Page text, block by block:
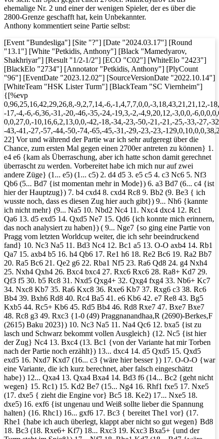
ehemalige Nr. 2 und einer der wenigen Spieler, der es über die
2800-Grenze geschafft hat, kein Unbekannter.
Anthony kommentiert seine Partie selbst:
[Event "Bundesliga"] [Site "?"] [Date "2024.03.17"] [Round
"13.1"] [White "Petkidis, Anthony"] [Black "Mamedyarov,
Shakhriyar"] [Result "1/2-1/2"] [ECO "C02"] [WhiteElo "2423"]
[BlackElo "2734"] [Annotator "Petkidis, Anthony"] [PlyCount
"96"] [EventDate "2023.12.02"] [SourceVersionDate "2022.10.14"]
[WhiteTeam "HSK Lister Turm"] [BlackTeam "SC Viernheim"]
{[%evp
0,96,25,16,42,29,26,8,-9,2,7,14,-6,-1,4,7,7,0,0,-3,18,43,21,21,12,-18,
-17,-4,-6,-6,36,-31,-20,-46,-35,-24,-19,3,-2,-4,9,20,12,-3,0,0,-
0,0,27,0,-10,16,6,2,13,0,0,-42,-18,-34,-23,-50,-21,-21,-25,-33,-27,-
-43,-41,-27,-57,-44,-50,-74,-65,-45,-31,-29,-23,-23,-
22] Vor und während der Partie war ich sehr aufgeregt über die
Chance, zum ersten Mal gegen einen 2700er antreten zu können} 1.
e4 e6 {kam als Überraschung, aber ich hatte schon damit gerechnet
überrascht zu werden. Vorbereitet habe ich mich nur auf zwei
andere Züge} (1... e5) (1... c5) 2. d4 d5 3. e5 c5 4. c3 Nc6 5. Nf3
Qb6 (5... Bd7 {ist momentan mehr in Mode}) 6. a3 Bd7 (6... c4 {ist
hier der Hauptzug}) 7. b4 cxd4 8. cxd4 Rc8 9. Bb2 (9. Be3 { ich
wusste noch, dass es diesen Zug hier auch gibt}) 9... Nh6 {kannte
ich nicht mehr} (9... Na5 10. Nbd2 Nc4 11. Nxc4 dxc4 12. Rc1
Qa6 13. d5 exd5 14. Qxd5 Ne7 15. Qd6 {ich konnte mich erinnern,
das noch analysiert zu haben}) ( 9... Nge7 {so ging eine Partie von
Pragg vom letzten Worldcup weiter, die ich sehr beeindruckend
fand} 10. Nc3 Na5 11. Bd3 Nc4 12. Bc1 a5 13. O-O axb4 14. Rb1
Qa7 15. axb4 b5 16. h4 Qb6 17. Re1 h6 18. Re2 Bc6 19. Ra2 Bb7
20. Ra5 Bc6 21. Qe2 g6 22. Rba1 Nf5 23. Ra6 Qd8 24. g4 Nxh4
25. Nxh4 Qxh4 26. Bxc4 bxc4 27. Rxc6 Rxc6 28. Ra8+ Kd7 29.
Qf3 f5 30. b5 Rc8 31. Nxd5 Qxg4+ 32. Qxg4 fxg4 33. Nb6+ Kc7
34. Nxc8 Kb7 35. Ra6 Kxc8 36. Rxe6 Kb7 37. Rxg6 c3 38. Rc6
Bb4 39. Bxh6 Rd8 40. Rc4 Ba5 41. e6 Kb6 42. e7 Re8 43. Bg5
Kxb5 44. Rc5+ Kb6 45. Rd5 Bb4 46. Rd8 Rxe7 47. Bxe7 Bxe7
48. Rc8 g3 49. Rxc3 {1-0 (49) Praggnanandhaa,R (2690)-Berkes,F
(2615) Baku 2023}) 10. Nc3 Na5 11. Na4 Qc6 12. bxa5 {ist zu
lasch und Schwarz bekommt vollen Ausgleich} (12. Nc5 {ist hier
der Zug} Nc4 13. Bxc4 (13. Bc1 {von der Variante hat mir Torben
nach der Partie noch erzählt}) 13... dxc4 14. d5 Qxd5 15. Qxd5
exd5 16. Nxd7 Kxd7 (16... c3 {wäre hier besser }) 17. O-O-O {war
eine Variante, die ich kurz berechnet, aber falsch eingeschätzt
habe}) 12... Qxa4 13. Qxa4 Bxa4 14. Bd3 f6 (14... Bc2 {geht nicht
wegen} 15. Rc1) 15. Kd2 Be7 (15... Ng4 16. Rhf1 fxe5 17. Nxe5
(17. dxe5 { zieht die Engine vor} Bc5 18. Ke2) 17... Nxe5 18.
dxe5) 16. exf6 {ist ungenau und Weiß sollte lieber die Spannung
halten} (16. Rhc1) 16... gxf6 17. Bc3 { bereitet The1 vor} (17.
Rhe1 {habe ich auch überlegt, klappt aber nicht so gut wegen} Bd8
18. Bc3 (18. Rxe6+ Kf7) 18... Rxc3 19. Kxc3 Bxa5+ {und der